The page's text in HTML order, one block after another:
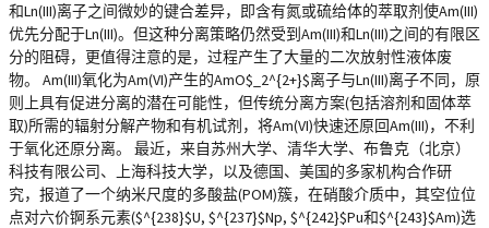
和Ln(III)离子之间微妙的键合差异，即含有氮或硫给体的萃取剂使Am(III)
优先分配于Ln(III)。但这种分离策略仍然受到Am(III)和Ln(III)之间的有限区
分的阻碍，更值得注意的是，过程产生了大量的二次放射性液体废
物。 Am(III)氧化为Am(VI)产生的AmO$_2^{2+}$离子与Ln(III)离子不同，原
则上具有促进分离的潜在可能性，但传统分离方案(包括溶剂和固体萃
取)所需的辐射分解产物和有机试剂，将Am(VI)快速还原回Am(III)，不利
于氧化还原分离。 最近，来自苏州大学、清华大学、布鲁克（北京）
科技有限公司、上海科技大学，以及德国、美国的多家机构合作研
究，报道了一个纳米尺度的多酸盐(POM)簇，在硝酸介质中，其空位位
点对六价锕系元素($^{238}$U, $^{237}$Np, $^{242}$Pu和$^{243}$Am)选